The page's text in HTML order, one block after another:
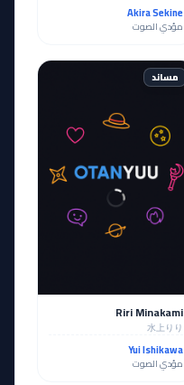
Akira Sekine
مؤدي الصوت
مساند
Riri Minakami
水上りり
Yui Ishikawa
مؤدي الصوت